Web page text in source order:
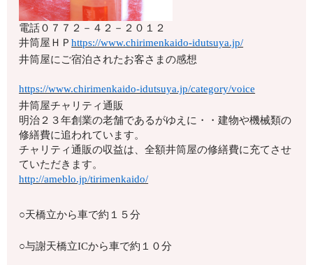
電話０７７２－４２－２０１２
井筒屋ＨＰhttps://www.chirimenkaido-idutsuya.jp/
井筒屋にご宿泊されたお客さまの感想
https://www.chirimenkaido-idutsuya.jp/category/voice
井筒屋チャリティ通販
明治２３年創業の老舗であるがゆえに・・建物や機械類の
修繕費に追われています。
チャリティ通販の収益は、全額井筒屋の修繕費に充てさせ
ていただきます。
http://ameblo.jp/tirimenkaido/
○天橋立から車で約１５分
○与謝天橋立ICから車で約１０分